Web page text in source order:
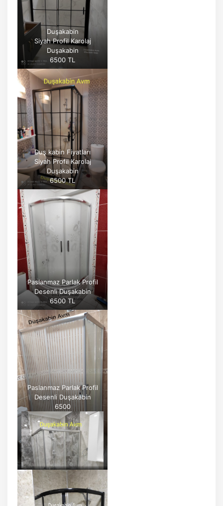
Duşakabin
Siyah Profil Karolaj
Duşakabin
6500 TL
Duş kabin Fiyatları
Siyah Profil Karolaj
Duşakabin
6500 TL
Paslanmaz Parlak Profil
Desenli Duşakabin
6500 TL
Paslanmaz Parlak Profil
Desenli Duşakabin
6500
Paslanmaz Parlak Profil
Şefaf Cam Duşakabin
6500 TL